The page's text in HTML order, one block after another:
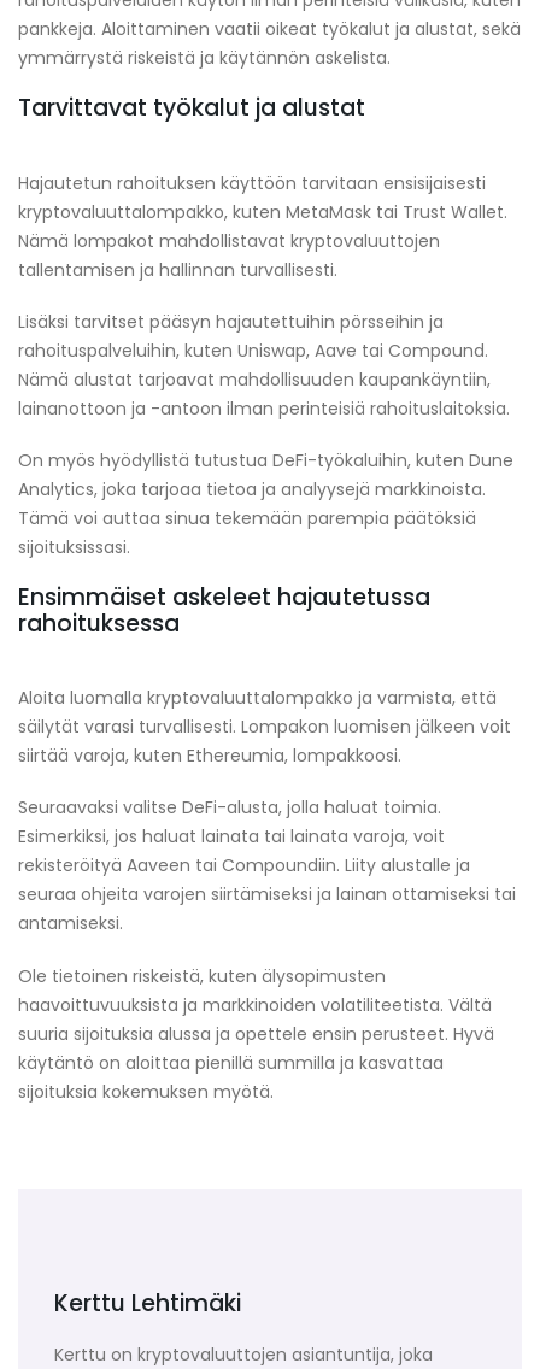
pankkeja. Aloittaminen vaatii oikeat työkalut ja alustat, sekä
ymmärrystä riskeistä ja käytännön askelista.
Tarvittavat työkalut ja alustat
Hajautetun rahoituksen käyttöön tarvitaan ensisijaisesti
kryptovaluuttalompakko, kuten MetaMask tai Trust Wallet.
Nämä lompakot mahdollistavat kryptovaluuttojen
tallentamisen ja hallinnan turvallisesti.
Lisäksi tarvitset pääsyn hajautettuihin pörsseihin ja
rahoituspalveluihin, kuten Uniswap, Aave tai Compound.
Nämä alustat tarjoavat mahdollisuuden kaupankäyntiin,
lainanottoon ja -antoon ilman perinteisiä rahoituslaitoksia.
On myös hyödyllistä tutustua DeFi-työkaluihin, kuten Dune
Analytics, joka tarjoaa tietoa ja analyysejä markkinoista.
Tämä voi auttaa sinua tekemään parempia päätöksiä
sijoituksissasi.
Ensimmäiset askeleet hajautetussa
rahoituksessa
Aloita luomalla kryptovaluuttalompakko ja varmista, että
säilytät varasi turvallisesti. Lompakon luomisen jälkeen voit
siirtää varoja, kuten Ethereumia, lompakkoosi.
Seuraavaksi valitse DeFi-alusta, jolla haluat toimia.
Esimerkiksi, jos haluat lainata tai lainata varoja, voit
rekisteröityä Aaveen tai Compoundiin. Liity alustalle ja
seuraa ohjeita varojen siirtämiseksi ja lainan ottamiseksi tai
antamiseksi.
Ole tietoinen riskeistä, kuten älysopimusten
haavoittuvuuksista ja markkinoiden volatiliteetista. Vältä
suuria sijoituksia alussa ja opettele ensin perusteet. Hyvä
käytäntö on aloittaa pienillä summilla ja kasvattaa
sijoituksia kokemuksen myötä.
Kerttu Lehtimäki
Kerttu on kryptovaluuttojen asiantuntija, joka